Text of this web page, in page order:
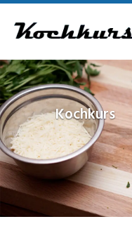
content
Kochkurs